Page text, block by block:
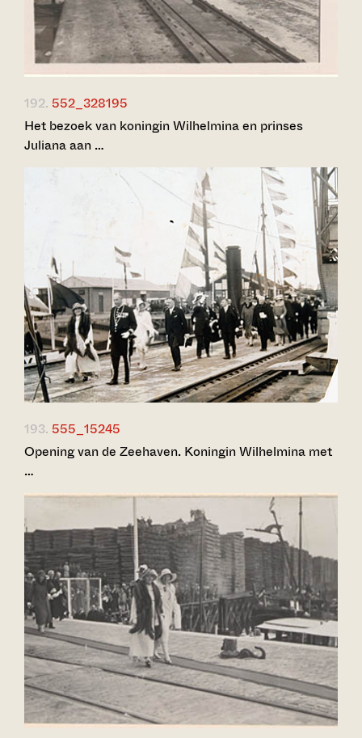
192. 552_328195
Het bezoek van koningin Wilhelmina en prinses
Juliana aan …
193. 555_15245
Opening van de Zeehaven. Koningin Wilhelmina met
…